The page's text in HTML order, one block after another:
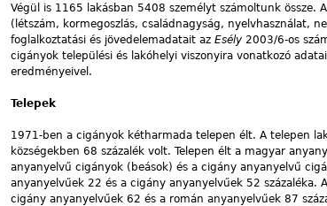
Végül is 1165 lakásban 5408 személyt számoltunk össze.
(létszám, kormegoszlás, családnagyság, nyelvhasználat,
foglalkoztatási és jövedelemadatait az Esély 2003/6-os
cigányok települési és lakóhelyi viszonyira vonatkozó
eredményeivel.
Telepek
1971-ben a cigányok kétharmada telepen élt. A telepen
községekben 68 százalék volt. Telepen élt a magyar
anyanyelvű cigányok (beások) és a cigány anyanyelvű
anyanyelvűek 22 és a cigány anyanyelvűek 52
cigány anyanyelvűek 62 és a román anyanyelvűek 87